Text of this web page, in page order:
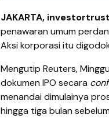
JAKARTA,
penawaran umum
Aksi korporasi itu
Mengutip Reuters,
dokumen IPO secara
menandai dimulainya
hingga tiga bulan